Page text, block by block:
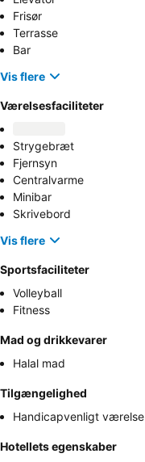
Frisør
Terrasse
Bar
Vis flere
Værelsesfaciliteter
Strygebræt
Fjernsyn
Centralvarme
Minibar
Skrivebord
Vis flere
Sportsfaciliteter
Volleyball
Fitness
Mad og drikkevarer
Halal mad
Tilgængelighed
Handicapvenligt værelse
Hotellets egenskaber